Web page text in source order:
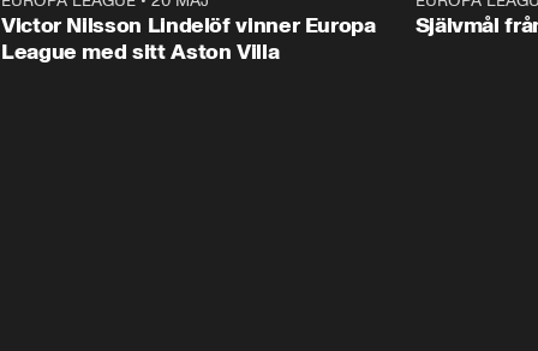
Victor Nilsson Lindelöf vinner Europa
League med sitt Aston Villa
Självmål